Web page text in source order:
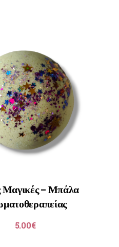
Μαγικές – Μπάλα
5.00€